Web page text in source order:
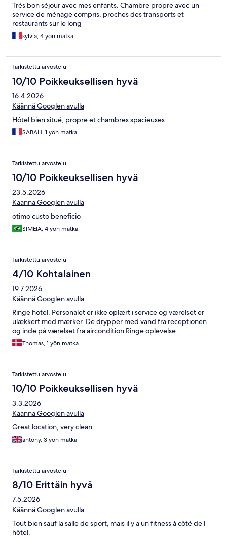
Très bon séjour avec mes enfants. Chambre propre avec un
service de ménage compris, proches des transports et
restaurants sur le long
sylvia, 4 yön matka
Tarkistettu arvostelu
10/10 Poikkeuksellisen hyvä
16.4.2026
Käännä Googlen avulla
Hôtel bien situé, propre et chambres spacieuses
SABAH, 1 yön matka
Tarkistettu arvostelu
10/10 Poikkeuksellisen hyvä
23.5.2026
Käännä Googlen avulla
otimo custo beneficio
SIMEIA, 4 yön matka
Tarkistettu arvostelu
4/10 Kohtalainen
19.7.2026
Käännä Googlen avulla
Ringe hotel. Personalet er ikke oplært i service og værelset er
ulækkert med mærker. De drypper med vand fra receptionen
og inde på værelset fra aircondition Ringe oplevelse
Thomas, 1 yön matka
Tarkistettu arvostelu
10/10 Poikkeuksellisen hyvä
3.3.2026
Käännä Googlen avulla
Great location, very clean
antony, 3 yön matka
Tarkistettu arvostelu
8/10 Erittäin hyvä
7.5.2026
Käännä Googlen avulla
Tout bien sauf la salle de sport, mais il y a un fitness à côté de l
hôtel.